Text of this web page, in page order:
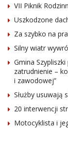
VII Piknik
Uszkodzone
Za szybko na
Silny wiatr
Gmina
zatrudnienie –
i zawodowej”
Służby usuwają
20 interwencji
Motocyklista i